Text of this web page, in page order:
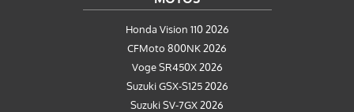
Honda Vision 110 2026
CFMoto 800NK 2026
Voge SR450X 2026
Suzuki GSX-S125 2026
Suzuki SV-7GX 2026